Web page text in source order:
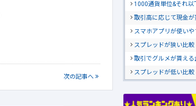
次の記事へ
1000通貨単位&それ以
取引高に応じて現金
スマホアプリが使いや
スプレッドが狭い比較
取引でグルメが貰える
スプレッドが低い比較